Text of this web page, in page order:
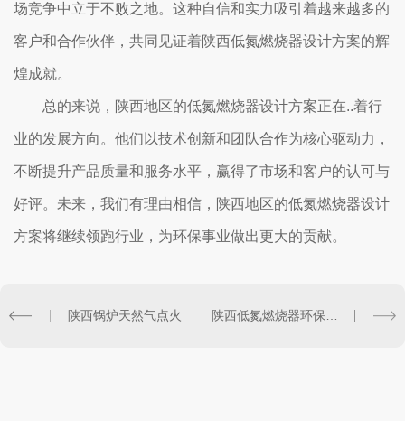
场竞争中立于不败之地。这种自信和实力吸引着越来越多的
客户和合作伙伴，共同见证着陕西低氮燃烧器设计方案的辉
煌成就。
总的来说，陕西地区的低氮燃烧器设计方案正在..着行
业的发展方向。他们以技术创新和团队合作为核心驱动力，
不断提升产品质量和服务水平，赢得了市场和客户的认可与
好评。未来，我们有理由相信，陕西地区的低氮燃烧器设计
方案将继续领跑行业，为环保事业做出更大的贡献。
陕西锅炉天然气点火